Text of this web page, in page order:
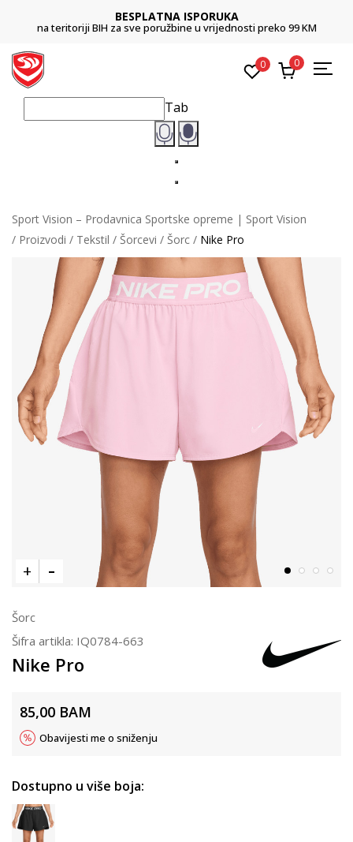
BESPLATNA ISPORUKA
na teritoriji BIH za sve poružbine u vrijednosti preko 99 KM
0 0
Tab
Sport Vision – Prodavnica Sportske opreme | Sport Vision
Proizvodi
Tekstil Šorcevi Šorc Nike Pro
Šorc
Šifra artikla: IQ0784-663
Nike Pro
85,00 BAM
Obavijesti me o sniženju
Dostupno u više boja: